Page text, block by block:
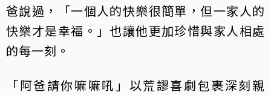
爸說過，「一個人的快樂很簡單，但一家人的
快樂才是幸福。」也讓他更加珍惜與家人相處
的每一刻。
「阿爸請你嘛嘛吼」以荒謬喜劇包裹深刻親